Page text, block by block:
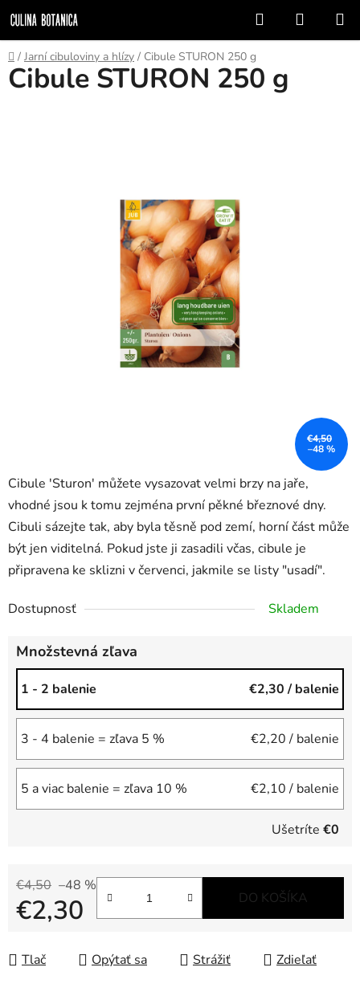
na
obsah
Hľadať
KOŠÍK
Domov
/ Jarní cibuloviny a hlízy / Cibule STURON 250 g
Cibule 'Sturon' můžete vysazovat velmi brzy na jaře,
vhodné jsou k tomu zejména první pěkné březnové dny.
Cibuli sázejte tak, aby byla těsně pod zemí, horní část může
být jen viditelná. Pokud jste ji zasadili včas, cibule je
připravena ke sklizni v červenci, jakmile se listy "usadí".
Dostupnosť Skladem
Množstevná zľava
1 - 2 balenie €2,30 / balenie
3 - 4 balenie = zľava 5 % €2,20 / balenie
5 a viac balenie = zľava 10 % €2,10 / balenie
Ušetríte €0
€4,50 –48 %
€2,30 DO KOŠÍKA
Tlač Opýtať sa Strážiť Zdieľať
Cibule STURON 250 g
€4,50
–48 %